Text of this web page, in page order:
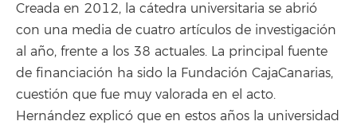
Creada en 2012, la cátedra universitaria se abrió
con una media de cuatro artículos de investigación
al año, frente a los 38 actuales. La principal fuente
de financiación ha sido la Fundación CajaCanarias,
cuestión que fue muy valorada en el acto.
Hernández explicó que en estos años la universidad